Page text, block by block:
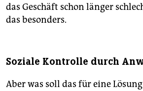
das Geschäft schon länger
das besonders.
Soziale Kontrolle durch
Aber was soll das für eine